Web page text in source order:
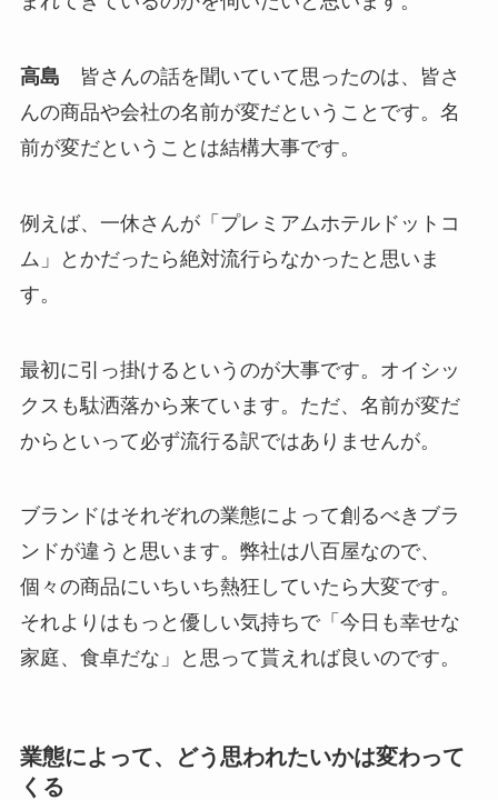
高島 皆さんの話を聞いていて思ったのは、皆さ
んの商品や会社の名前が変だということです。名
前が変だということは結構大事です。
例えば、一休さんが「プレミアムホテルドットコ
ム」とかだったら絶対流行らなかったと思いま
す。
最初に引っ掛けるというのが大事です。オイシッ
クスも駄洒落から来ています。ただ、名前が変だ
からといって必ず流行る訳ではありませんが。
ブランドはそれぞれの業態によって創るべきブラ
ンドが違うと思います。弊社は八百屋なので、
個々の商品にいちいち熱狂していたら大変です。
それよりはもっと優しい気持ちで「今日も幸せな
家庭、食卓だな」と思って貰えれば良いのです。
業態によって、どう思われたいかは変わって
くる